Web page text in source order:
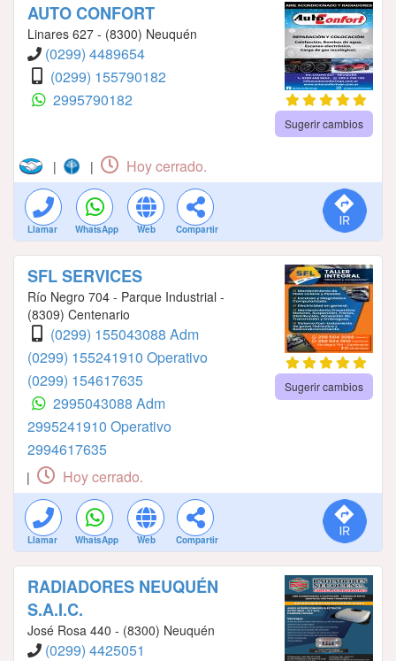
AUTO CONFORT
Linares 627 - (8300) Neuquén
(0299) 4489654
(0299) 155790182
2995790182
Sugerir cambios
| | Hoy cerrado.
Llamar WhatsApp Web Compartir
SFL SERVICES
Río Negro 704 - Parque Industrial -
(8309) Centenario
(0299) 155043088 Adm
(0299) 155241910 Operativo
(0299) 154617635
2995043088 Adm
2995241910 Operativo
2994617635
Sugerir cambios
| Hoy cerrado.
Llamar WhatsApp Web Compartir
RADIADORES NEUQUÉN
S.A.I.C.
José Rosa 440 - (8300) Neuquén
(0299) 4425051